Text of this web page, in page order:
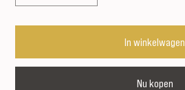
In winkelwagen
Nu kopen